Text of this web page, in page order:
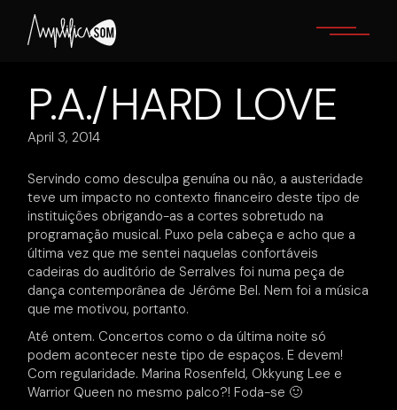
content
P.A./HARD LOVE
April 3, 2014
Servindo como desculpa genuína ou não, a austeridade
teve um impacto no contexto financeiro deste tipo de
instituições obrigando-as a cortes sobretudo na
programação musical. Puxo pela cabeça e acho que a
última vez que me sentei naquelas confortáveis
cadeiras do auditório de Serralves foi numa peça de
dança contemporânea de Jérôme Bel. Nem foi a música
que me motivou, portanto.
Até ontem. Concertos como o da última noite só
podem acontecer neste tipo de espaços. E devem!
Com regularidade. Marina Rosenfeld, Okkyung Lee e
Warrior Queen no mesmo palco?! Foda-se 🙂